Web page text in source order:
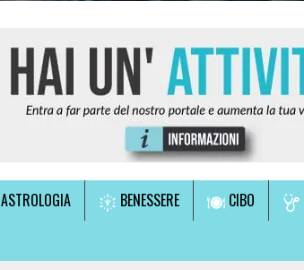
ASTROLOGIA BENESSERE CIBO